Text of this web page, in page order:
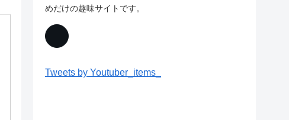
めだけの趣味サイトです。
Tweets by Youtuber_items_